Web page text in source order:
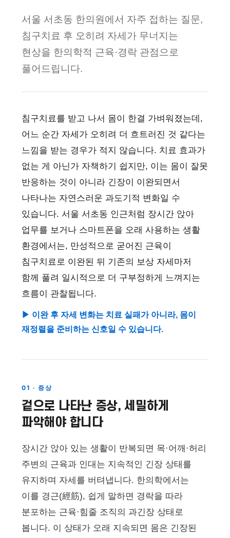
서울 서초동 한의원에서 자주 접하는 질문,
침구치료 후 오히려 자세가 무너지는
현상을 한의학적 근육·경락 관점으로
풀어드립니다.
침구치료를 받고 나서 몸이 한결 가벼워졌는데,
어느 순간 자세가 오히려 더 흐트러진 것 같다는
느낌을 받는 경우가 적지 않습니다. 치료 효과가
없는 게 아닌가 자책하기 쉽지만, 이는 몸이 잘못
반응하는 것이 아니라 긴장이 이완되면서
나타나는 자연스러운 과도기적 변화일 수
있습니다. 서울 서초동 인근처럼 장시간 앉아
업무를 보거나 스마트폰을 오래 사용하는 생활
환경에서는, 만성적으로 굳어진 근육이
침구치료로 이완된 뒤 기존의 보상 자세마저
함께 풀려 일시적으로 더 구부정하게 느껴지는
흐름이 관찰됩니다.
▶ 이완 후 자세 변화는 치료 실패가 아니라, 몸이
재정렬을 준비하는 신호일 수 있습니다.
01 · 증상
겉으로 나타난 증상, 세밀하게
파악해야 합니다
장시간 앉아 있는 생활이 반복되면 목·어깨·허리
주변의 근육과 인대는 지속적인 긴장 상태를
유지하며 자세를 버텨냅니다. 한의학에서는
이를 경근(經筋), 쉽게 말하면 경락을 따라
분포하는 근육·힘줄 조직의 과긴장 상태로
봅니다. 이 상태가 오래 지속되면 몸은 긴장된